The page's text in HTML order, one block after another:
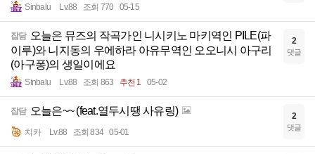
Sinbalu Lv.88 조회 770 05-15
잡담 오늘은 뮤즈의 작곡가인 니시키노 마키역인 PILE(파
이루)와 니지동의 우에하라 아유무역인 오오니시 아구리
(아구퐁)의 생일이에요
Sinbalu Lv.88 조회 863 추천 1 05-02
2
댓글
잡담 오늘은~~ (feat.열두시땡 사유링)
치카 Lv.88 조회 834 05-01
2
댓글